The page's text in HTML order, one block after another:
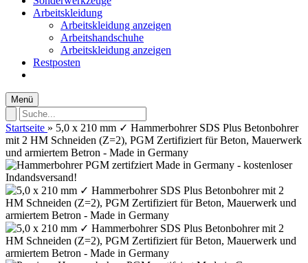
Arbeitskleidung
Arbeitskleidung anzeigen
Arbeitshandschuhe
Arbeitskleidung anzeigen
Restposten
Menü
Startseite » 5,0 x 210 mm ✓ Hammerbohrer SDS Plus Betonbohrer
mit 2 HM Schneiden (Z=2), PGM Zertifiziert für Beton, Mauerwerk
und armiertem Betron - Made in Germany